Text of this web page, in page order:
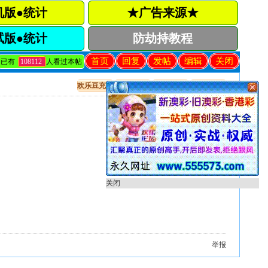
版●统计
★广告来源★
版●统计 防劫持教程
关闭
编辑
发帖
回复
首页
已有 108112 人看过本帖
欢乐豆充值 出售贴教程 开奖直播 只看该作者
举报
关闭